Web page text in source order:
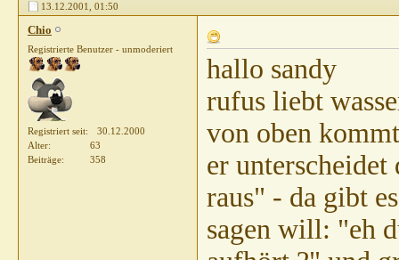
13.12.2001, 01:50
Chio
Registrierte Benutzer - unmoderiert
Registriert seit
30.12.2000
Alter
63
Beiträge
358
hallo sandy
rufus liebt
von oben
er
raus" - da gibt
sagen will: "eh